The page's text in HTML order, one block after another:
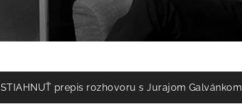
STIAHNUŤ prepis rozhovoru s Jurajom Galvánkom